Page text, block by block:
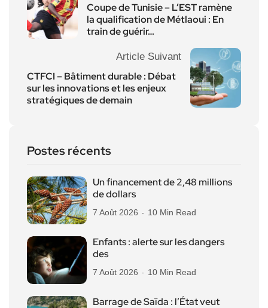
Coupe de Tunisie – L’EST ramène
la qualification de Métlaoui : En
train de guérir…
Article Suivant
CTFCI – Bâtiment durable : Débat
sur les innovations et les enjeux
stratégiques de demain
Postes récents
Un financement de 2,48 millions
de dollars
7 Août 2026 10 Min Read
Enfants : alerte sur les dangers
des
7 Août 2026 10 Min Read
Barrage de Saïda : l’État veut